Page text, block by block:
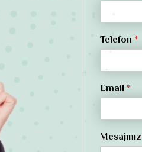
Telefon *
Email *
Mesajınız